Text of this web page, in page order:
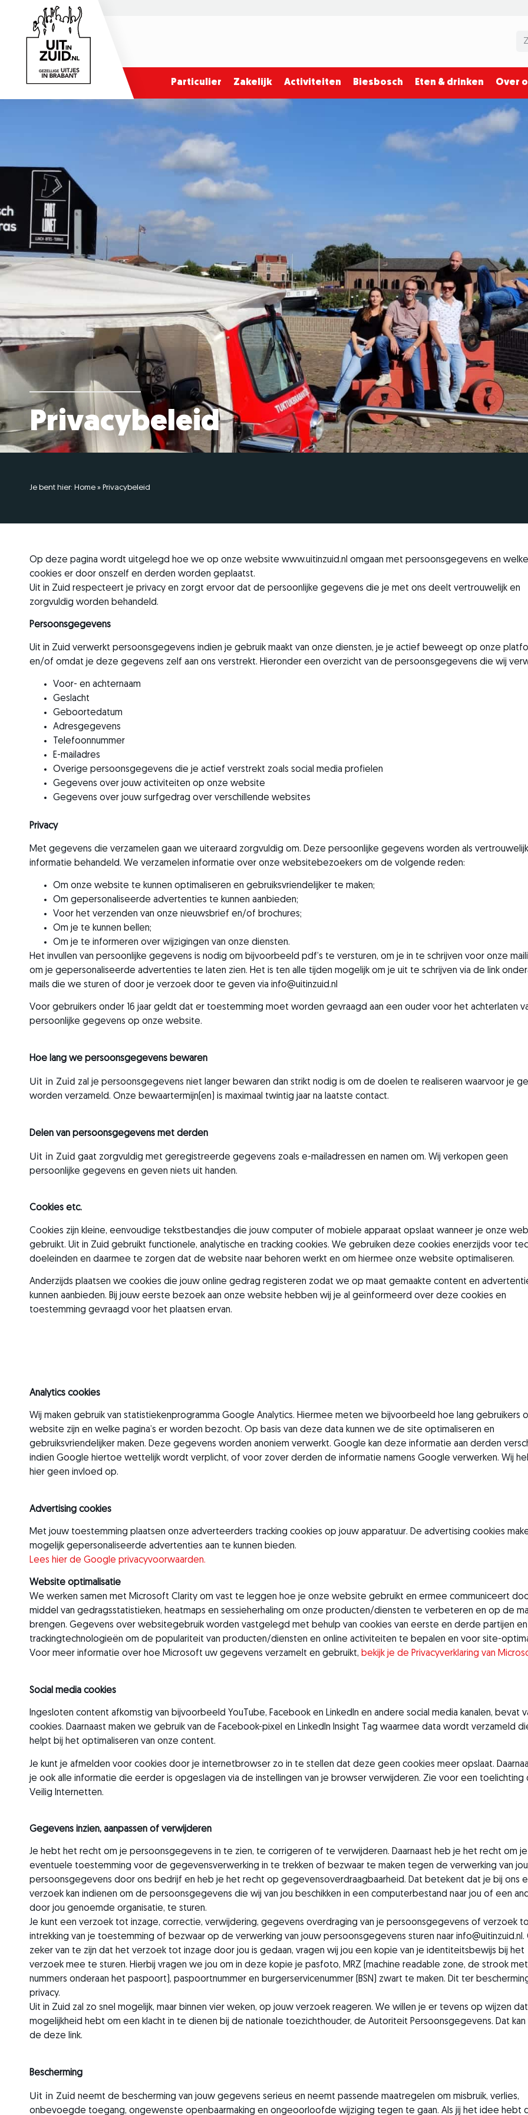
Particulier Zakelijk Activiteiten Biesbosch Eten & drinken Over
Privacybeleid
Je bent hier: Home » Privacybeleid
Op deze pagina wordt uitgelegd hoe we op onze website www.uitinzuid.nl omgaan met persoonsgegevens en welke
cookies er door onszelf en derden worden geplaatst.
Uit in Zuid respecteert je privacy en zorgt ervoor dat de persoonlijke gegevens die je met ons deelt vertrouwelijk en
zorgvuldig worden behandeld.
Persoonsgegevens
Uit in Zuid verwerkt persoonsgegevens indien je gebruik maakt van onze diensten, je je actief beweegt op onze
en/of omdat je deze gegevens zelf aan ons verstrekt. Hieronder een overzicht van de persoonsgegevens die wij
Voor- en achternaam
Geslacht
Geboortedatum
Adresgegevens
Telefoonnummer
E-mailadres
Overige persoonsgegevens die je actief verstrekt zoals social media profielen
Gegevens over jouw activiteiten op onze website
Gegevens over jouw surfgedrag over verschillende websites
Privacy
Met gegevens die verzamelen gaan we uiteraard zorgvuldig om. Deze persoonlijke gegevens worden als vertrouwelijk
informatie behandeld. We verzamelen informatie over onze websitebezoekers om de volgende reden:
Om onze website te kunnen optimaliseren en gebruiksvriendelijker te maken;
Om gepersonaliseerde advertenties te kunnen aanbieden;
Voor het verzenden van onze nieuwsbrief en/of brochures;
Om je te kunnen bellen;
Om je te informeren over wijzigingen van onze diensten.
Het invullen van persoonlijke gegevens is nodig om bijvoorbeeld pdf’s te versturen, om je in te schrijven voor onze
om je gepersonaliseerde advertenties te laten zien. Het is ten alle tijden mogelijk om je uit te schrijven via de link
mails die we sturen of door je verzoek door te geven via info@uitinzuid.nl
Voor gebruikers onder 16 jaar geldt dat er toestemming moet worden gevraagd aan een ouder voor het achterlaten
persoonlijke gegevens op onze website.
Hoe lang we persoonsgegevens bewaren
Uit in Zuid zal je persoonsgegevens niet langer bewaren dan strikt nodig is om de doelen te realiseren waarvoor je
worden verzameld. Onze bewaartermijn(en) is maximaal twintig jaar na laatste contact.
Delen van persoonsgegevens met derden
Uit in Zuid gaat zorgvuldig met geregistreerde gegevens zoals e-mailadressen en namen om. Wij verkopen geen
persoonlijke gegevens en geven niets uit handen.
Cookies etc.
Cookies zijn kleine, eenvoudige tekstbestandjes die jouw computer of mobiele apparaat opslaat wanneer je onze
gebruikt. Uit in Zuid gebruikt functionele, analytische en tracking cookies. We gebruiken deze cookies enerzijds voor
doeleinden en daarmee te zorgen dat de website naar behoren werkt en om hiermee onze website optimaliseren.
Anderzijds plaatsen we cookies die jouw online gedrag registeren zodat we op maat gemaakte content en
kunnen aanbieden. Bij jouw eerste bezoek aan onze website hebben wij je al geïnformeerd over deze cookies en
toestemming gevraagd voor het plaatsen ervan.
Analytics cookies
Wij maken gebruik van statistiekenprogramma Google Analytics. Hiermee meten we bijvoorbeeld hoe lang gebruikers
website zijn en welke pagina’s er worden bezocht. Op basis van deze data kunnen we de site optimaliseren en
gebruiksvriendelijker maken. Deze gegevens worden anoniem verwerkt. Google kan deze informatie aan derden
indien Google hiertoe wettelijk wordt verplicht, of voor zover derden de informatie namens Google verwerken. Wij
hier geen invloed op.
Advertising cookies
Met jouw toestemming plaatsen onze adverteerders tracking cookies op jouw apparatuur. De advertising cookies
mogelijk gepersonaliseerde advertenties aan te kunnen bieden.
Lees hier de Google privacyvoorwaarden.
Website optimalisatie
We werken samen met Microsoft Clarity om vast te leggen hoe je onze website gebruikt en ermee communiceert
middel van gedragsstatistieken, heatmaps en sessieherhaling om onze producten/diensten te verbeteren en op de
brengen. Gegevens over websitegebruik worden vastgelegd met behulp van cookies van eerste en derde partijen
trackingtechnologieën om de populariteit van producten/diensten en online activiteiten te bepalen en voor site-
Voor meer informatie over hoe Microsoft uw gegevens verzamelt en gebruikt, bekijk je de Privacyverklaring van
Social media cookies
Ingesloten content afkomstig van bijvoorbeeld YouTube, Facebook en LinkedIn en andere social media kanalen, bevat
cookies. Daarnaast maken we gebruik van de Facebook-pixel en LinkedIn Insight Tag waarmee data wordt verzameld
helpt bij het optimaliseren van onze content.
Je kunt je afmelden voor cookies door je internetbrowser zo in te stellen dat deze geen cookies meer opslaat.
je ook alle informatie die eerder is opgeslagen via de instellingen van je browser verwijderen. Zie voor een toelichting
Veilig Internetten.
Gegevens inzien, aanpassen of verwijderen
Je hebt het recht om je persoonsgegevens in te zien, te corrigeren of te verwijderen. Daarnaast heb je het recht om je
eventuele toestemming voor de gegevensverwerking in te trekken of bezwaar te maken tegen de verwerking van
persoonsgegevens door ons bedrijf en heb je het recht op gegevensoverdraagbaarheid. Dat betekent dat je bij ons
verzoek kan indienen om de persoonsgegevens die wij van jou beschikken in een computerbestand naar jou of een
door jou genoemde organisatie, te sturen.
Je kunt een verzoek tot inzage, correctie, verwijdering, gegevens overdraging van je persoonsgegevens of verzoek
intrekking van je toestemming of bezwaar op de verwerking van jouw persoonsgegevens sturen naar info@uitinzuid.nl.
zeker van te zijn dat het verzoek tot inzage door jou is gedaan, vragen wij jou een kopie van je identiteitsbewijs bij het
verzoek mee te sturen. Hierbij vragen we jou om in deze kopie je pasfoto, MRZ (machine readable zone, de strook met
nummers onderaan het paspoort), paspoortnummer en burgerservicenummer (BSN) zwart te maken. Dit ter
privacy.
Uit in Zuid zal zo snel mogelijk, maar binnen vier weken, op jouw verzoek reageren. We willen je er tevens op wijzen
mogelijkheid hebt om een klacht in te dienen bij de nationale toezichthouder, de Autoriteit Persoonsgegevens. Dat kan
de deze link.
Bescherming
Uit in Zuid neemt de bescherming van jouw gegevens serieus en neemt passende maatregelen om misbruik, verlies,
onbevoegde toegang, ongewenste openbaarmaking en ongeoorloofde wijziging tegen te gaan. Als jij het idee hebt